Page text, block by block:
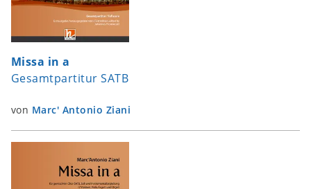
Missa in a
Gesamtpartitur SATB
von Marc' Antonio Ziani